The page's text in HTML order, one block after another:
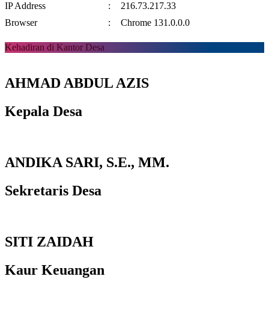
IP Address
:
216.73.217.33
Browser
: Chrome 131.0.0.0
Kehadiran di Kantor Desa
AHMAD ABDUL AZIS
Kepala Desa
ANDIKA SARI, S.E., MM.
Sekretaris Desa
SITI ZAIDAH
Kaur Keuangan